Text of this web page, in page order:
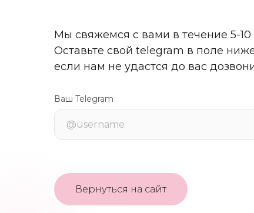
Мы свяжемся с вами в течение 5-10
Оставьте свой telegram в поле
если нам не удастся до вас
Ваш Telegram
Вернуться на сайт